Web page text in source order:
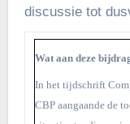
discussie tot
Wat aan deze
In het tijdschrift
CBP aangaande de